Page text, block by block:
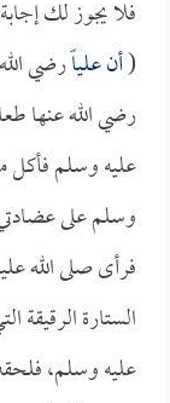
فلا يجوز لك
(أنعلياًرضي
رضي الله عنها
عليه وسلم فأكل
وسلم على عضادتي
فرأى صلى الله
الستارة
عليه وسلم،